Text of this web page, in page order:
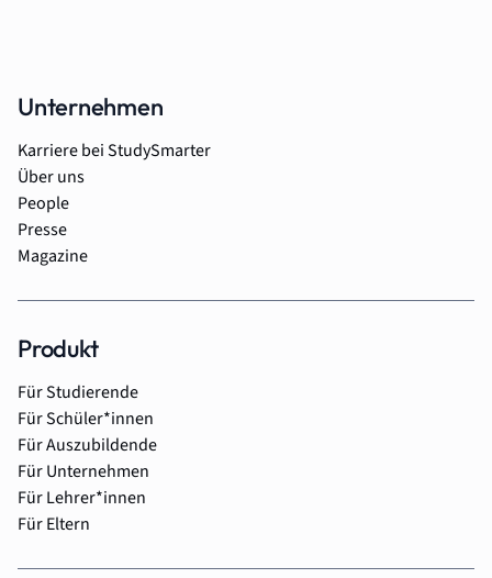
Unternehmen
Karriere bei StudySmarter
Über uns
People
Presse
Magazine
Produkt
Für Studierende
Für Schüler*innen
Für Auszubildende
Für Unternehmen
Für Lehrer*innen
Für Eltern